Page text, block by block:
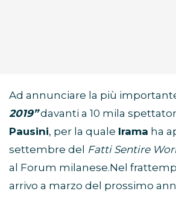
Ad annunciare la più
2019”davanti a 10 mila
Pausini, per la quale Irama ha
settembre del Fatti Sentire
al Forum milanese.Nel
arrivo a marzo del prossimo